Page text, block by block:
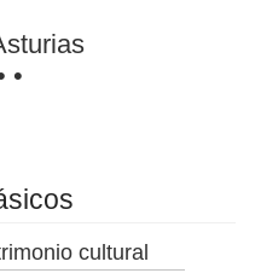
•
cultural